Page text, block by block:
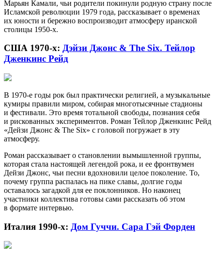
Марьян Камали, чьи родители покинули родную страну после
Исламской революции 1979 года, рассказывает о временах
их юности и бережно воспроизводит атмосферу иранской
столицы 1950-х.
США 1970-х: Дэйзи Джонс & The Six. Тейлор
Дженкинс Рейд
В 1970-е годы рок был практически религией, а музыкальные
кумиры правили миром, собирая многотысячные стадионы
и фестивали. Это время тотальной свободы, познания себя
и рискованных экспериментов. Роман Тейлор Дженкинс Рейд
«Дейзи Джонс & The Six» с головой погружает в эту
атмосферу.
Роман рассказывает о становлении вымышленной группы,
которая стала настоящей легендой рока, и ее фронтвумен
Дейзи Джонс, чьи песни вдохновили целое поколение. То,
почему группа распалась на пике славы, долгие годы
оставалось загадкой для ее поклонников. Но наконец
участники коллектива готовы сами рассказать об этом
в формате интервью.
Италия 1990-х: Дом Гуччи. Сара Гэй Форден